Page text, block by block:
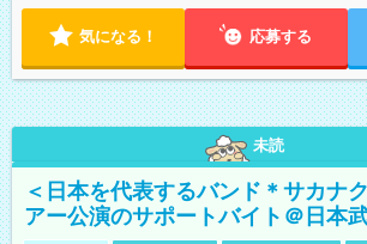
気になる！ 応募する
未読
＜日本を代表するバンド＊サカナ
アー公演のサポートバイト＠日本